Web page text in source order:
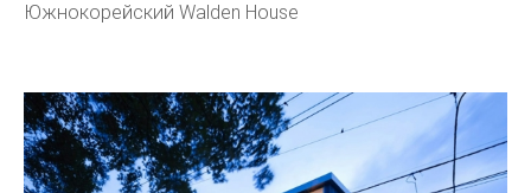
Южнокорейский Walden House